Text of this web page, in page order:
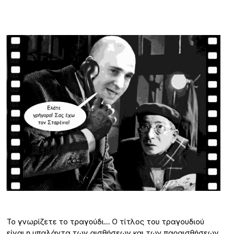
Το γνωρίζετε το τραγούδι… Ο τίτλος του τραγουδιού